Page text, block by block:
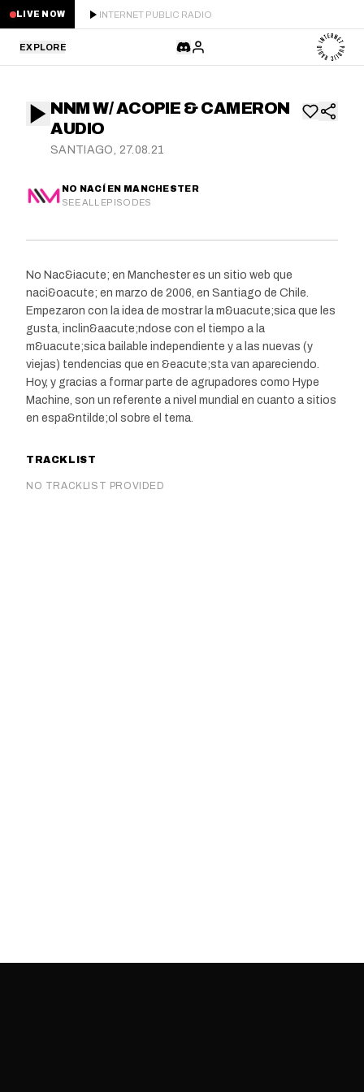
LIVE NOW INTERNET PUBLIC RADIO
EXPLORE
STAFF PICKS
GUESTS
SCHEDULE
NEWS
NNM W/ ACOPIE & CAMERON
AUDIO
SANTIAGO, 27.08.21
NO NACÍ EN MANCHESTER
SEE ALL EPISODES
No Nac&iacute; en Manchester es un sitio web que
naci&oacute; en marzo de 2006, en Santiago de Chile.
Empezaron con la idea de mostrar la m&uacute;sica que les
gusta, inclin&aacute;ndose con el tiempo a la
m&uacute;sica bailable independiente y a las nuevas (y
viejas) tendencias que en &eacute;sta van apareciendo.
Hoy, y gracias a formar parte de agrupadores como Hype
Machine, son un referente a nivel mundial en cuanto a sitios
en espa&ntilde;ol sobre el tema.
TRACKLIST
NO TRACKLIST PROVIDED